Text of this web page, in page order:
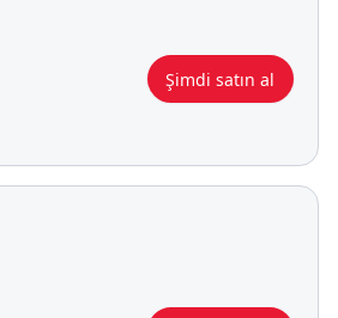
Şimdi satın al